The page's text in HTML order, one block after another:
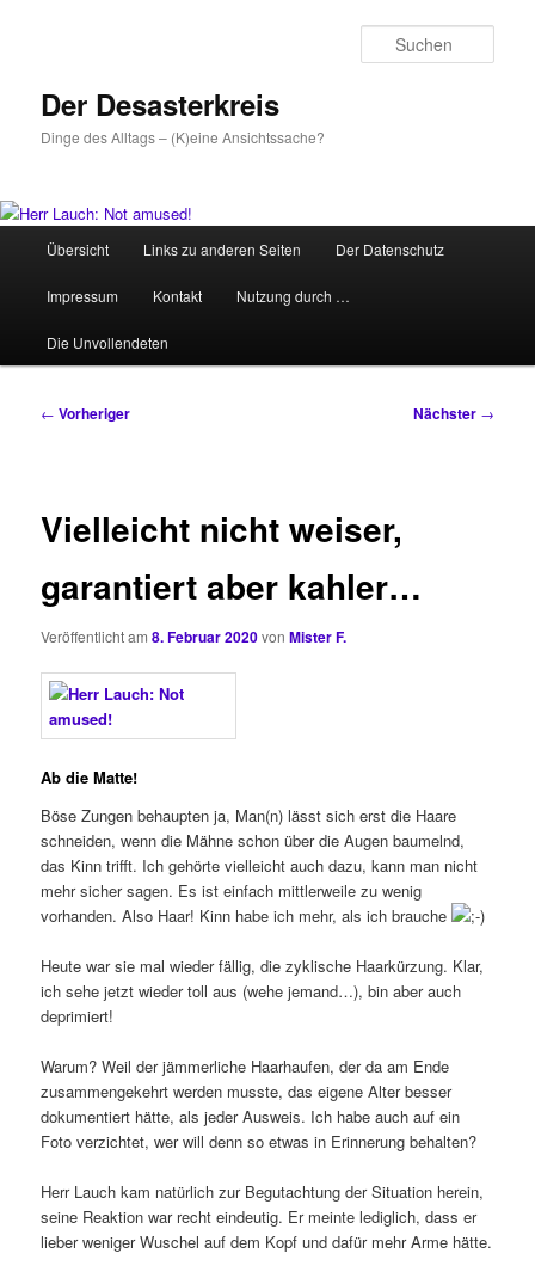
Der Desasterkreis
Dinge des Alltags – (K)eine Ansichtssache?
HauptmenüÜbersicht Links zu anderen Seiten Der Datenschutz
Impressum Kontakt Nutzung durch …
Die Unvollendeten
Beitragsnavigation
← Vorheriger Nächster →
Vielleicht nicht weiser,
garantiert aber kahler…
Veröffentlicht am8. Februar 2020vonMister F.
Ab die Matte!
Böse Zungen behaupten ja, Man(n) lässt sich erst die Haare
schneiden, wenn die Mähne schon über die Augen baumelnd,
das Kinn trifft. Ich gehörte vielleicht auch dazu, kann man nicht
mehr sicher sagen. Es ist einfach mittlerweile zu wenig
vorhanden. Also Haar! Kinn habe ich mehr, als ich brauche
Heute war sie mal wieder fällig, die zyklische Haarkürzung. Klar,
ich sehe jetzt wieder toll aus (wehe jemand…), bin aber auch
deprimiert!
Warum? Weil der jämmerliche Haarhaufen, der da am Ende
zusammengekehrt werden musste, das eigene Alter besser
dokumentiert hätte, als jeder Ausweis. Ich habe auch auf ein
Foto verzichtet, wer will denn so etwas in Erinnerung behalten?
Herr Lauch kam natürlich zur Begutachtung der Situation herein,
seine Reaktion war recht eindeutig. Er meinte lediglich, dass er
lieber weniger Wuschel auf dem Kopf und dafür mehr Arme hätte.